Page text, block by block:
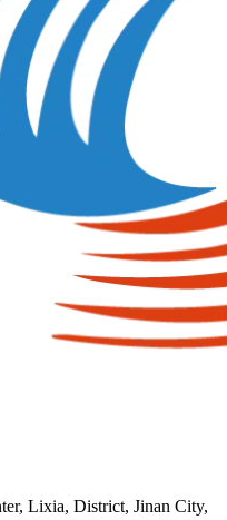
Lixia, District, Jinan City,